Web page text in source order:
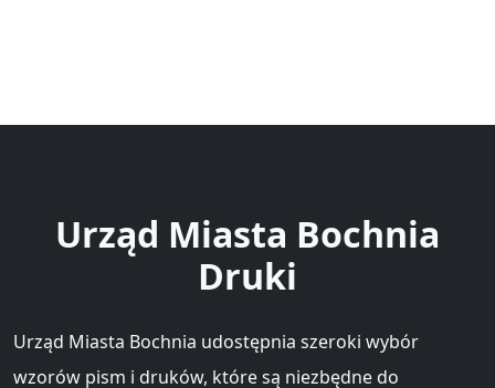
Urząd Miasta Bochnia
Druki
Urząd Miasta Bochnia udostępnia szeroki wybór
wzorów pism i druków, które są niezbędne do